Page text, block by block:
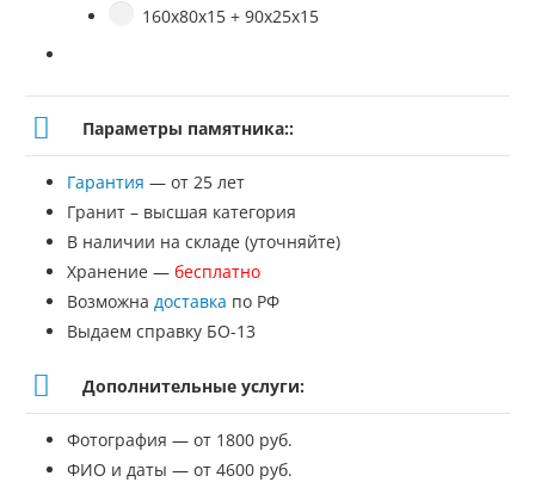
160х80х15 + 90х25х15
Параметры памятника::
Гарантия — от 25 лет
Гранит – высшая категория
В наличии на складе (уточняйте)
Хранение — бесплатно
Возможна доставка по РФ
Выдаем справку БО-13
Дополнительные услуги:
Фотография — от 1800 руб.
ФИО и даты — от 4600 руб.